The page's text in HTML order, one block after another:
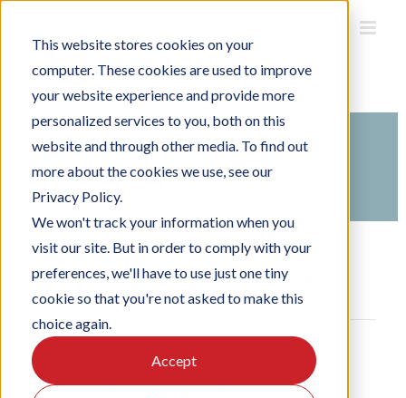
This website stores cookies on your
computer. These cookies are used to improve
your website experience and provide more
personalized services to you, both on this
website and through other media. To find out
more about the cookies we use, see our
Privacy Policy.
We won't track your information when you
visit our site. But in order to comply with your
preferences, we'll have to use just one tiny
cookie so that you're not asked to make this
choice again.
Accept
Ga
inhoud
Search
Home Kennisbank
Privacy voor eindgebruikers
Alle antwoorden op jouw vragen omtrent jouw privacy.
Hoe kan ik mijn zichtbaarheid instellen?
In de mobiele app en web app kun via je persoonlijke profiel je
zichtbaarheid instellen. Zet je je zichtbaarheid aan,...